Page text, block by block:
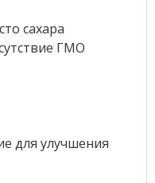
сахара
ГМО
для улучшения